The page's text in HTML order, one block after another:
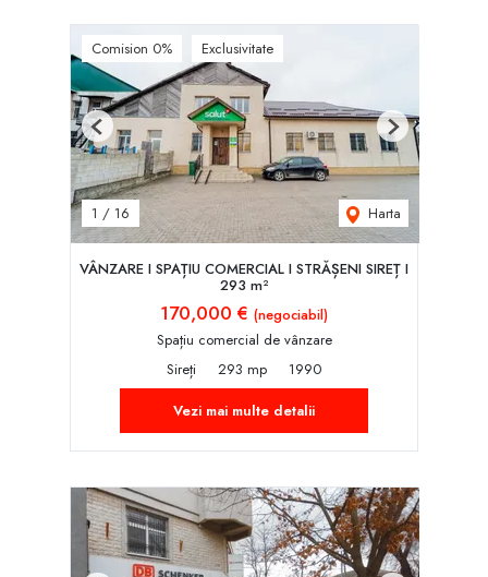
Comision 0% Exclusivitate
1 / 16 Harta
Previous Next
VÂNZARE I SPAȚIU COMERCIAL I STRĂȘENI SIREȚ I
293 m²
170,000 € (negociabil)
Spațiu comercial de vânzare
Sireți
293 mp
1990
Vezi mai multe detalii